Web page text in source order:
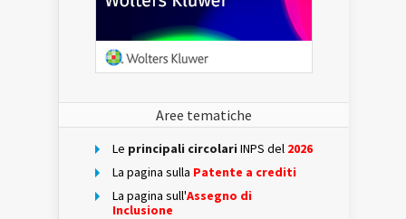
Aree tematiche
Le principali circolari INPS del 2026
La pagina sulla Patente a crediti
La pagina sull'Assegno di
Inclusione